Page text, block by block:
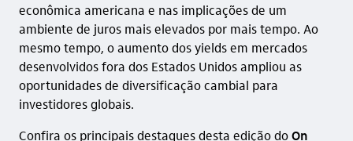
econômica americana e nas implicações de um
ambiente de juros mais elevados por mais tempo. Ao
mesmo tempo, o aumento dos yields em mercados
desenvolvidos fora dos Estados Unidos ampliou as
oportunidades de diversificação cambial para
investidores globais.
Confira os principais destaques desta edição doOn